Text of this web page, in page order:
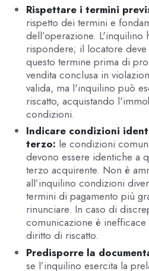
Rispettare i termini
rispetto dei termini e
dell’operazione.
rispondere; il locatore
questo termine prima di
vendita conclusa in
valida, ma l'inquilino può
riscatto, acquistando
condizioni.
Indicare condizioni
terzo: le condizioni
devono essere identiche a
terzo acquirente. Non è
all’inquilino condizioni
termini di pagamento più
rinunciare. In caso di
comunicazione è
diritto di riscatto.
Predisporre la
se l’inquilino esercita la